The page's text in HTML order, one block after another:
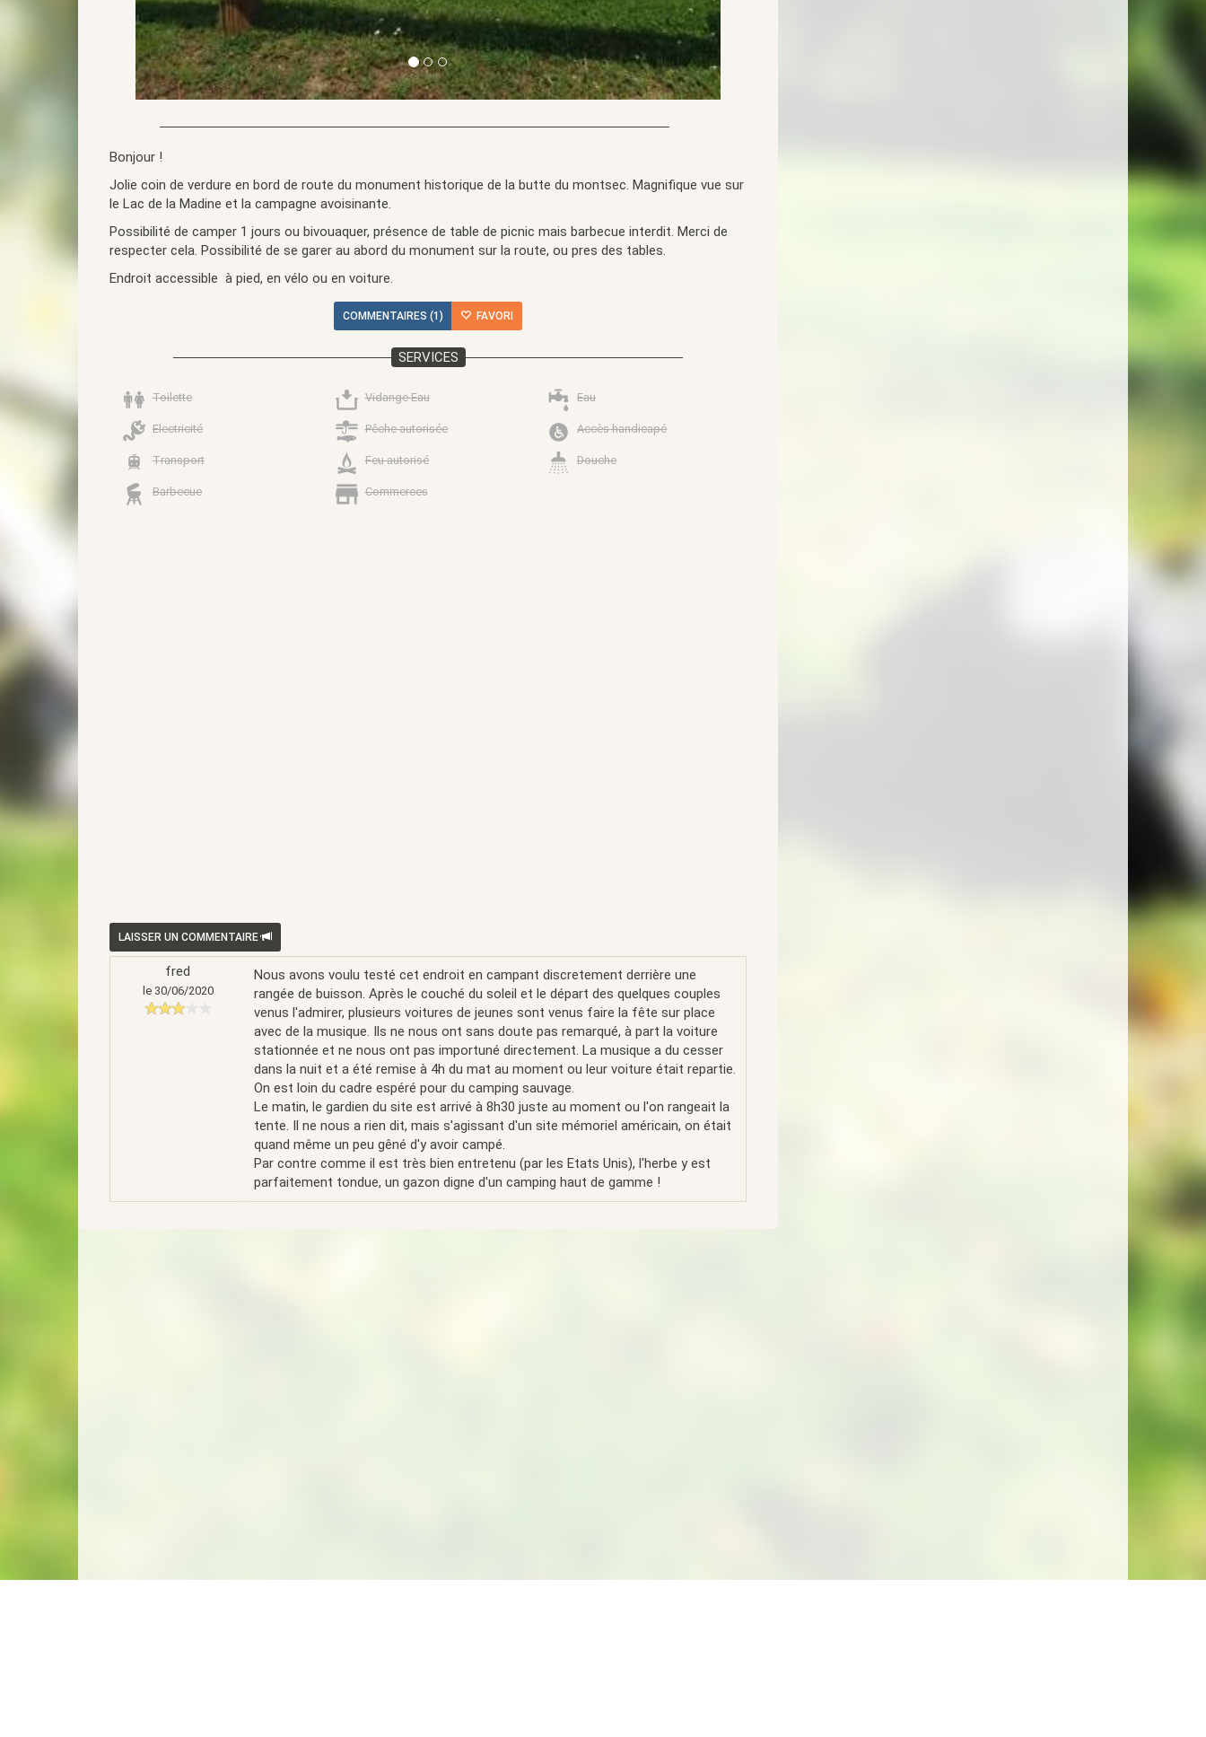
Bonjour !
Jolie coin de verdure en bord de route du monument historique de la butte du montsec. Magnifique vue sur
le Lac de la Madine et la campagne avoisinante.
Possibilité de camper 1 jours ou bivouaquer, présence de table de picnic mais barbecue interdit. Merci de
respecter cela. Possibilité de se garer au abord du monument sur la route, ou pres des tables.
Endroit accessible à pied, en vélo ou en voiture.
COMMENTAIRES (1) FAVORI
SERVICES
Toilette Vidange Eau Eau
Electricité Pêche autorisée Accès handicapé
Transport Feu autorisé Douche
Barbecue Commerces
LAISSER UN COMMENTAIRE
fred
le 30/06/2020
Nous avons voulu testé cet endroit en campant discretement derrière une
rangée de buisson. Après le couché du soleil et le départ des quelques couples
venus l'admirer, plusieurs voitures de jeunes sont venus faire la fête sur place
avec de la musique. Ils ne nous ont sans doute pas remarqué, à part la voiture
stationnée et ne nous ont pas importuné directement. La musique a du cesser
dans la nuit et a été remise à 4h du mat au moment ou leur voiture était repartie.
On est loin du cadre espéré pour du camping sauvage.
Le matin, le gardien du site est arrivé à 8h30 juste au moment ou l'on rangeait la
tente. Il ne nous a rien dit, mais s'agissant d'un site mémoriel américain, on était
quand même un peu gêné d'y avoir campé.
Par contre comme il est très bien entretenu (par les Etats Unis), l'herbe y est
parfaitement tondue, un gazon digne d'un camping haut de gamme !